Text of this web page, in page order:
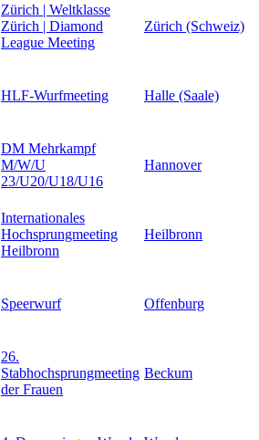
Zürich | Weltklasse
Zürich | Diamond
League Meeting
Zürich (Schweiz)
HLF-Wurfmeeting Halle (Saale)
DM Mehrkampf
M/W/U
23/U20/U18/U16
Hannover
Internationales
Hochsprungmeeting
Heilbronn
Heilbronn
Speerwurf Offenburg
26.
Stabhochsprungmeeting
der Frauen
Beckum